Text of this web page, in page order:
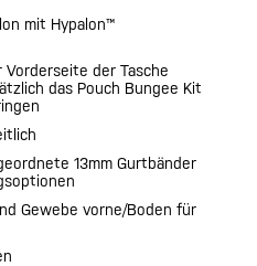
mit Hypalon™
Vorderseite der Tasche
das Pouch Bungee Kit
13mm Gurtbänder
Gewebe vorne/Boden für